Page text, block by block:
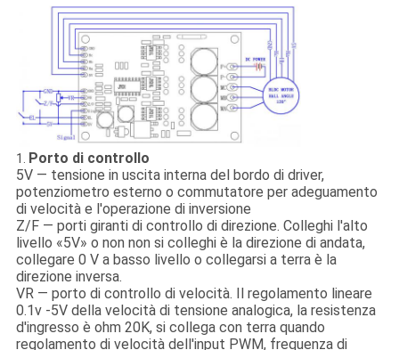
1. Porto di controllo
5V — tensione in uscita interna del bordo di driver,
potenziometro esterno o commutatore per adeguamento
di velocità e l'operazione di inversione
Z/F — porti giranti di controllo di direzione. Colleghi l'alto
livello «5V» o non non si colleghi è la direzione di andata,
collegare 0 V a basso livello o collegarsi a terra è la
direzione inversa.
VR — porto di controllo di velocità. Il regolamento lineare
0.1v -5V della velocità di tensione analogica, la resistenza
d'ingresso è ohm 20K, si collega con terra quando
regolamento di velocità dell'input PWM, frequenza di